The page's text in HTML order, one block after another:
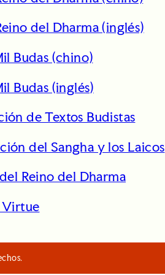
del Dharma (inglés)
Budas (chino)
Budas (inglés)
de Textos Budistas
del Sangha y los Laicos
Reino del Dharma
Virtue